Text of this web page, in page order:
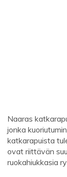
Naaras
jonka
katkarapuista
ovat riittävän
ruokahiukkasia